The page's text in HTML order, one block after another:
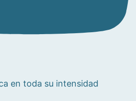
en toda su intensidad